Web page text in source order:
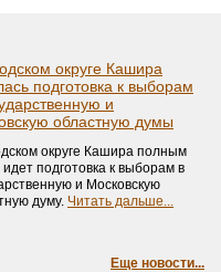
округе Кашира
подготовка к выборам
и
областную думы
округе Кашира полным
подготовка к выборам в
и Московскую
думу. Читать дальше...
Еще новости...